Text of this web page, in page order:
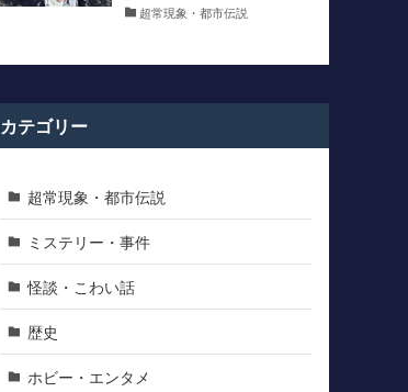
超常現象・都市伝説
カテゴリー
超常現象・都市伝説
ミステリー・事件
怪談・こわい話
歴史
ホビー・エンタメ